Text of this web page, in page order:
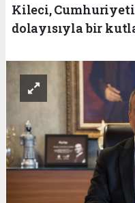
Kileci,
dolayısıyla bir